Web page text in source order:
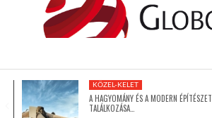
AFRIKA
ÁZSIA
KÖZEL-KELET
A HAGYOMÁNY ÉS A MODERN ÉPÍTÉSZET
TALÁLKOZÁSA…